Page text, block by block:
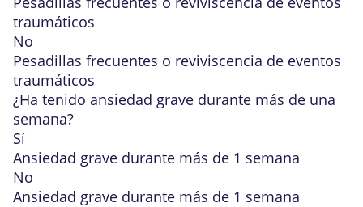
traumáticos
No
Pesadillas frecuentes o reviviscencia de eventos
traumáticos
¿Ha tenido ansiedad grave durante más de una
semana?
Sí
Ansiedad grave durante más de 1 semana
No
Ansiedad grave durante más de 1 semana